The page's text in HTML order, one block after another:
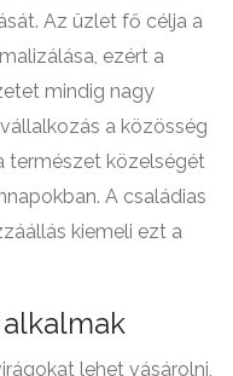
Az üzlet fő célja a
ezért a
mindig nagy
a közösség
természet közelségét
A családias
kiemeli ezt a
lehet vásárolni,